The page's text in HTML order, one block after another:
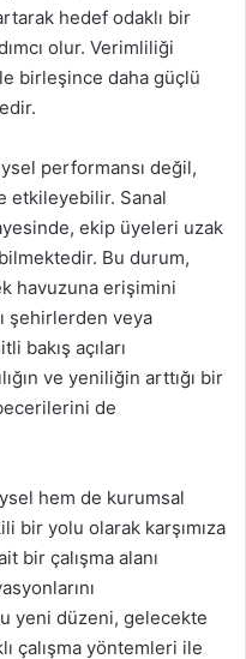
hedef odaklı bir
olur. Verimliliği
birleşince daha güçlü
performansı değil,
etkileyebilir. Sanal
ekip üyeleri uzak
Bu durum,
havuzuna erişimini
şehirlerden veya
bakış açıları
ve yeniliğin arttığı bir
de
hem de kurumsal
bir yolu olarak karşımıza
bir çalışma alanı
yeni düzeni, gelecekte
çalışma yöntemleri ile